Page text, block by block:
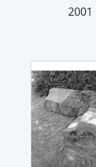
2001